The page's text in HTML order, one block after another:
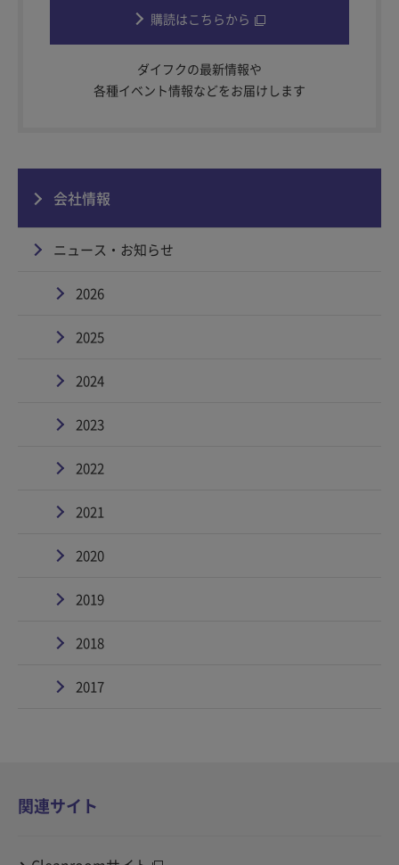
購読はこちらから
ダイフクの最新情報や
各種イベント情報などをお届けします
会社情報
ニュース・お知らせ
2026
2025
2024
2023
2022
2021
2020
2019
2018
2017
関連サイト